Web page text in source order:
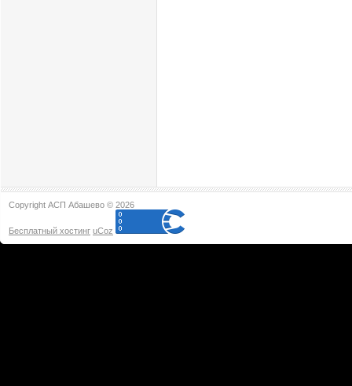
Copyright АСП Абашево © 2026
Бесплатный хостинг uCoz